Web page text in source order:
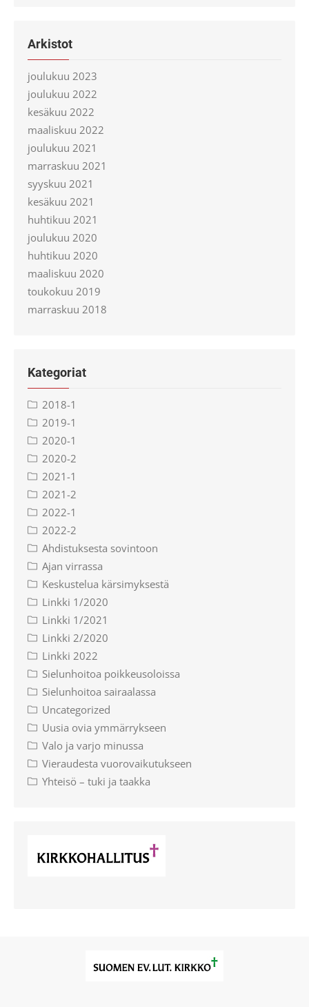
Arkistot
joulukuu 2023
joulukuu 2022
kesäkuu 2022
maaliskuu 2022
joulukuu 2021
marraskuu 2021
syyskuu 2021
kesäkuu 2021
huhtikuu 2021
joulukuu 2020
huhtikuu 2020
maaliskuu 2020
toukokuu 2019
marraskuu 2018
Kategoriat
2018-1
2019-1
2020-1
2020-2
2021-1
2021-2
2022-1
2022-2
Ahdistuksesta sovintoon
Ajan virrassa
Keskustelua kärsimyksestä
Linkki 1/2020
Linkki 1/2021
Linkki 2/2020
Linkki 2022
Sielunhoitoa poikkeusoloissa
Sielunhoitoa sairaalassa
Uncategorized
Uusia ovia ymmärrykseen
Valo ja varjo minussa
Vieraudesta vuorovaikutukseen
Yhteisö – tuki ja taakka